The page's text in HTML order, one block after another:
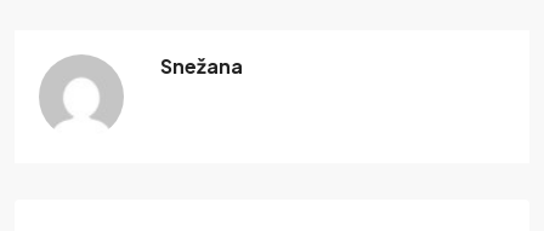
Snežana